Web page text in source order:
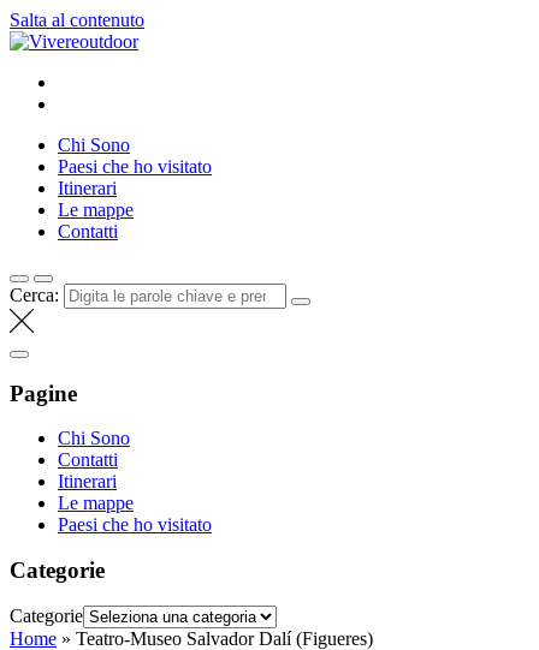
Salta al contenuto
Vivereoutdoor
Make every day an adventure
Chi Sono
Paesi che ho visitato
Itinerari
Le mappe
Contatti
Cerca:
Pagine
Chi Sono
Contatti
Itinerari
Le mappe
Paesi che ho visitato
Categorie
Categorie
Home » Teatro-Museo Salvador Dalí (Figueres)